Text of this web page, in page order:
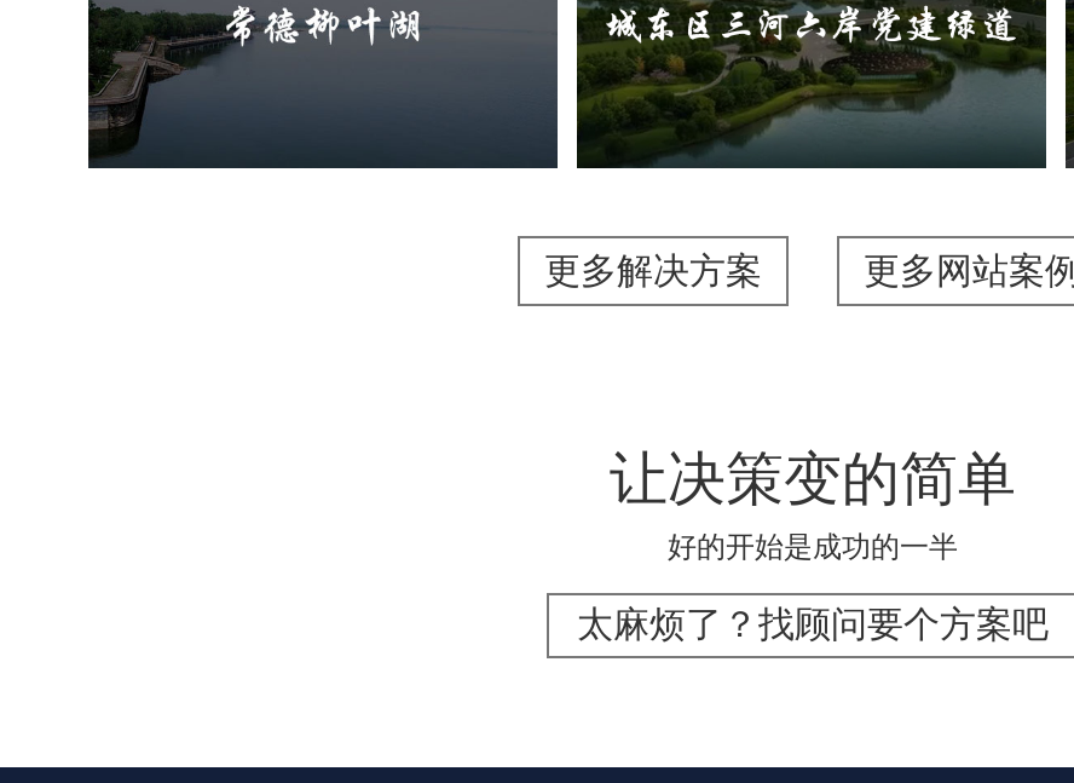
旅游休闲 旅游休闲 公园 AI人工智能
智慧公园
智能步道
AR太极 智能大数据平台
更多解决方案 更多网站案例
让决策变的简单
好的开始是成功的一半
太麻烦了？找顾问要个方案吧